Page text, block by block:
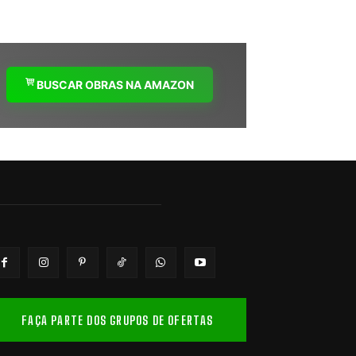
BUSCAR OBRAS NA AMAZON
FAÇA PARTE DOS GRUPOS DE OFERTAS